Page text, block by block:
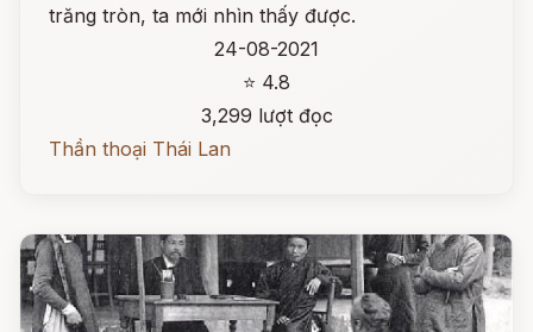
trăng tròn, ta mới nhìn thấy được.
24-08-2021
⭐ 4.8
3,299 lượt đọc
Thần thoại Thái Lan